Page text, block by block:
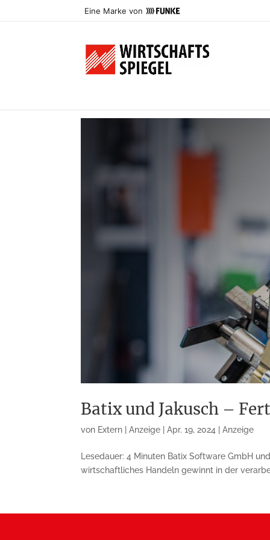
Eine Marke von
Batix und Jakusch –
von Extern | Anzeige |Apr. 19, 2024 |Anzeige
Lesedauer: 4 Minuten Batix Software GmbH
wirtschaftliches Handeln gewinnt in der